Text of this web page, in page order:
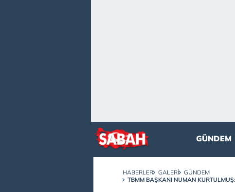
GÜNDEM
HABERLER GALERI
GÜNDEM
TBMM BAŞKANI NUMAN